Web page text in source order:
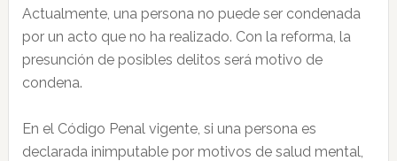
Actualmente, una persona no puede ser condenada
por un acto que no ha realizado. Con la reforma, la
presunción de posibles delitos será motivo de
condena.
En el Código Penal vigente, si una persona es
declarada inimputable por motivos de salud mental,